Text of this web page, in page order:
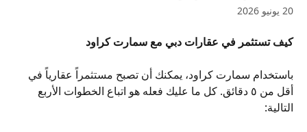
20 يونيو 2026
كيف تستثمر في عقارات دبي مع سمارت كراود
باستخدام سمارت كراود، يمكنك أن تصبح مستثمراً عقارياً في
أقل من ٥ دقائق. كل ما عليك فعله هو اتباع الخطوات الأربع
التالية: